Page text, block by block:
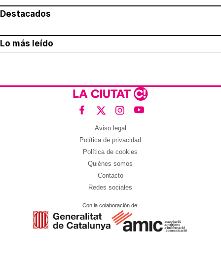
Destacados
Lo más leído
Aviso legal
Política de privacidad
Política de cookies
Quiénes somos
Contacto
Redes sociales
Con la colaboración de: